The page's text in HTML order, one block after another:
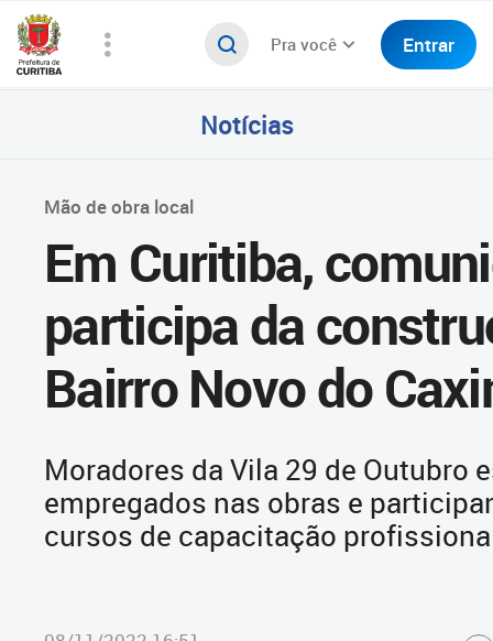
Pra você Entrar
Notícias
Mão de obra local
Em Curitiba,
participa da
Bairro Novo do
Moradores da Vila 29 de Outubro
empregados nas obras e
cursos de capacitação